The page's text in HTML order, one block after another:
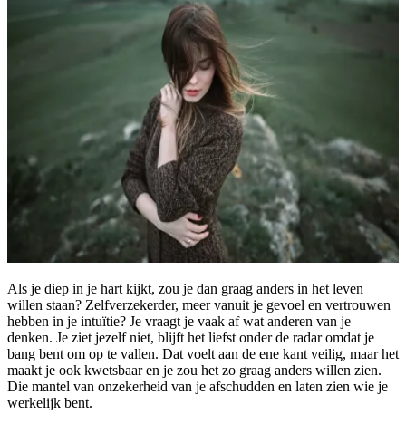
Als je diep in je hart kijkt, zou je dan graag anders in het leven
willen staan? Zelfverzekerder, meer vanuit je gevoel en vertrouwen
hebben in je intuïtie? Je vraagt je vaak af wat anderen van je
denken. Je ziet jezelf niet, blijft het liefst onder de radar omdat je
bang bent om op te vallen. Dat voelt aan de ene kant veilig, maar het
maakt je ook kwetsbaar en je zou het zo graag anders willen zien.
Die mantel van onzekerheid van je afschudden en laten zien wie je
werkelijk bent.